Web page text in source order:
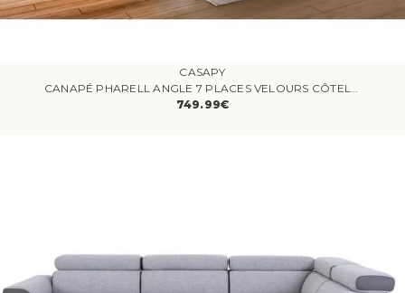
CASAPY
CANAPÉ PHARELL ANGLE 7 PLACES VELOURS CÔTELÉ BEIGE
749.99€